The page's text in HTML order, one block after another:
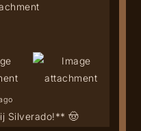
Silverado!** 🤠